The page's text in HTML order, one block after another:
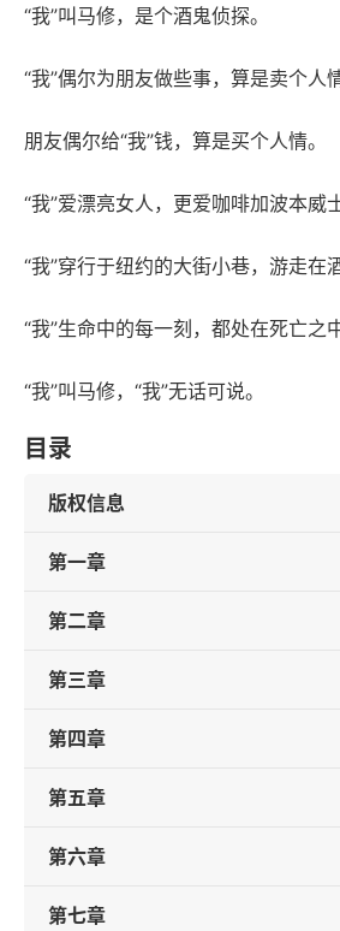
“我”叫马修，是个酒鬼侦探。
“我”偶尔为朋友做些事，算是卖个人情
朋友偶尔给“我”钱，算是买个人情。
“我”爱漂亮女人，更爱咖啡加波本威
“我”穿行于纽约的大街小巷，游走在
“我”生命中的每一刻，都处在死亡之中
“我”叫马修，“我”无话可说。
目录
版权信息
第一章
第二章
第三章
第四章
第五章
第六章
第七章